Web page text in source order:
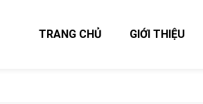
TRANG CHỦ GIỚI THIỆU